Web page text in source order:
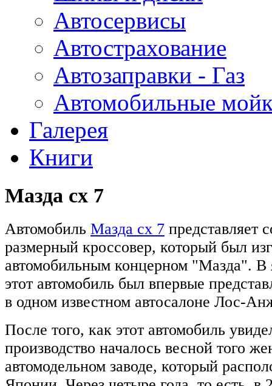
Автосервисы
Автострахование
Автозаправки - Газ
Автомобильные
Галерея
Книги
Мазда сх 7
Автомобиль Мазда сх 7 представляет
размерный кроссовер, который был
автомобильным концерном "Мазда". В
этот автомобиль был впервые
в одном известном автосалоне Лос-
После того, как этот автомобиль
производство началось весной того
автомодельном заводе, который